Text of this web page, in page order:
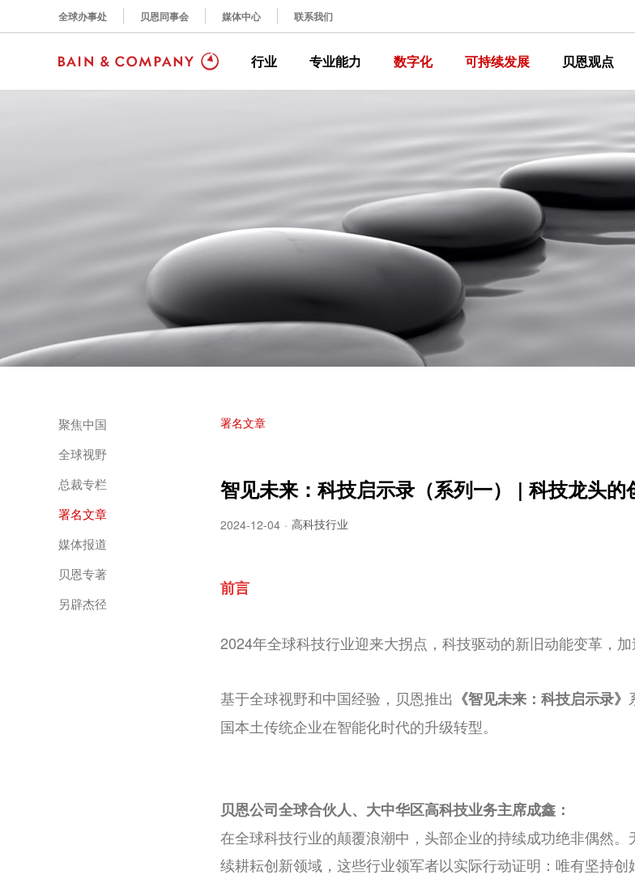
全球办事处 贝恩同事会 媒体中心 联系我们
行业 专业能力 数字化 可持续发展 贝恩观点
聚焦中国
全球视野
总裁专栏
署名文章
媒体报道
贝恩专著
另辟杰径
署名文章
智见未来：科技启示录（系列一） | 科技龙头的
2024-12-04 · 高科技行业
前言
2024年全球科技行业迎来大拐点，科技驱动的新旧动能变革，加
基于全球视野和中国经验，贝恩推出 《智见未来：科技启示录》
国本土传统企业在智能化时代的升级转型。
贝恩公司全球合伙人、大中华区高科技业务主席成鑫：
在全球科技行业的颠覆浪潮中，头部企业的持续成功绝非偶然
续耕耘创新领域，这些行业领军者以实际行动证明：唯有坚持